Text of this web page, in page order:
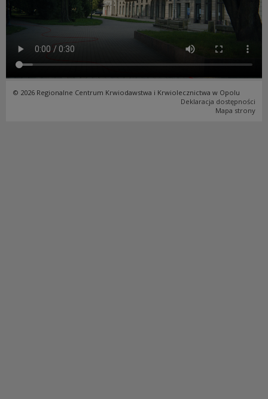
© 2026 Regionalne Centrum Krwiodawstwa i Krwiolecznictwa w Opolu
Deklaracja dostępności
Mapa strony